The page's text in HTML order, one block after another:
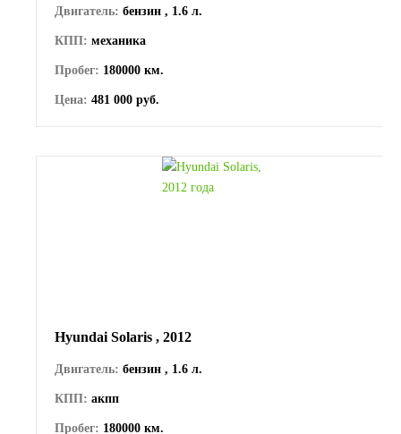
Двигатель: бензин , 1.6 л.
КПП: механика
Пробег: 180000 км.
Цена: 481 000 руб.
Hyundai Solaris , 2012
Двигатель: бензин , 1.6 л.
КПП: акпп
Пробег: 180000 км.